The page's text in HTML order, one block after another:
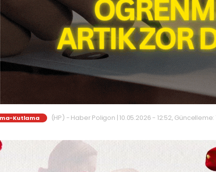
Kutlama (HP) - Haber Poligon | 10.05.2026 - 12:52, Güncelleme: